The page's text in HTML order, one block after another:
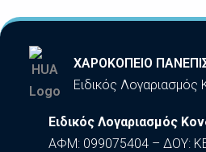
ΧΑΡΟΚΟΠΕΙΟ
Ειδικός
Ειδικός Λογαριασμός
ΑΦΜ: 099075404 – ΔΟΥ: